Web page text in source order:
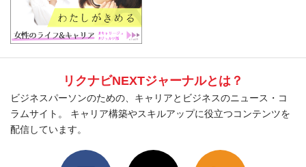
リクナビNEXTジャーナルとは？
ビジネスパーソンのための、キャリアとビジネスのニュース・コ
ラムサイト。 キャリア構築やスキルアップに役立つコンテンツを
配信しています。